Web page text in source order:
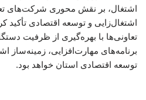
اشتغال، بر نقش محوری شرکت‌های
اشتغال‌زایی و توسعه اقتصادی تأکید
تعاونی‌ها با بهره‌گیری از ظرفیت
برنامه‌های مهارت‌افزایی، زمینه‌ساز
توسعه اقتصادی استان خواهد بود.